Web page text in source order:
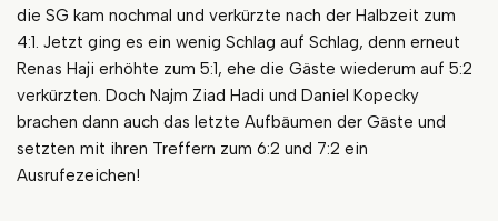
die SG kam nochmal und verkürzte nach der Halbzeit zum
4:1. Jetzt ging es ein wenig Schlag auf Schlag, denn erneut
Renas Haji erhöhte zum 5:1, ehe die Gäste wiederum auf 5:2
verkürzten. Doch Najm Ziad Hadi und Daniel Kopecky
brachen dann auch das letzte Aufbäumen der Gäste und
setzten mit ihren Treffern zum 6:2 und 7:2 ein
Ausrufezeichen!